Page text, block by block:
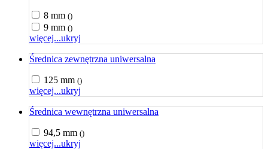
8 mm ()
9 mm ()
więcej...ukryj
Średnica zewnętrzna uniwersalna
125 mm ()
więcej...ukryj
Średnica wewnętrzna uniwersalna
94,5 mm ()
więcej...ukryj